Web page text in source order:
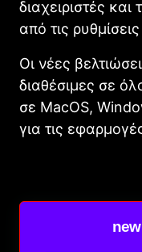
διαχειριστές
από τις
Οι νέες
διαθέσιμες σε
σε MacOS,
για τις